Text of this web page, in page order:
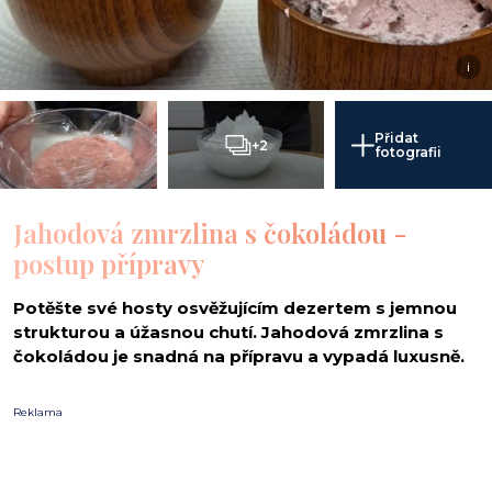
i
+2
Přidat
fotografii
Jahodová zmrzlina s čokoládou -
postup přípravy
Potěšte své hosty osvěžujícím dezertem s jemnou
strukturou a úžasnou chutí. Jahodová zmrzlina s
čokoládou je snadná na přípravu a vypadá luxusně.
Reklama